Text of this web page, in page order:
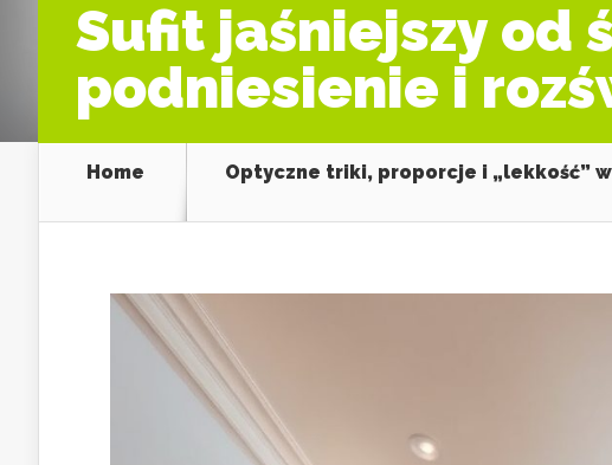
Sufit jaśniejszy od
podniesienie i
Home Optyczne triki, proporcje i „lekkość”